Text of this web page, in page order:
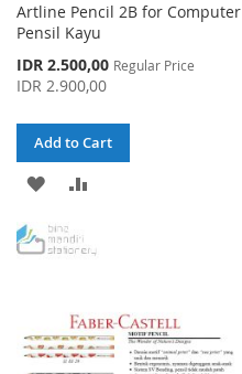
Artline Pencil 2B for Computer
Pensil Kayu
Special
Price
IDR 2.500,00 Regular Price
IDR 2.900,00
Add to Cart
ADD
WISHCOMPARE